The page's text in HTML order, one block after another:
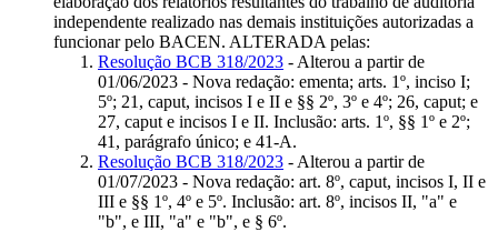
independente realizado nas demais instituições autorizadas a
funcionar pelo BACEN. ALTERADA pelas:
Resolução BCB 318/2023 - Alterou a partir de
01/06/2023 - Nova redação: ementa; arts. 1º, inciso I;
5º; 21, caput, incisos I e II e §§ 2º, 3º e 4º; 26, caput; e
27, caput e incisos I e II. Inclusão: arts. 1º, §§ 1º e 2º;
41, parágrafo único; e 41-A.
Resolução BCB 318/2023 - Alterou a partir de
01/07/2023 - Nova redação: art. 8º, caput, incisos I, II e
III e §§ 1º, 4º e 5º. Inclusão: art. 8º, incisos II, "a" e
"b", e III, "a" e "b", e § 6º.